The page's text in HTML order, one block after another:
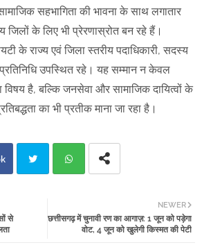
सहभागिता की भावना के साथ लगातार
जिलों के लिए भी प्रेरणास्रोत बन रहे हैं।
के राज्य एवं जिला स्तरीय पदाधिकारी, सदस्य
उपस्थित रहे। यह सम्मान न केवल
विषय है, बल्कि जनसेवा और सामाजिक दायित्वों के
का भी प्रतीक माना जा रहा है।
atsa
NEWER
छत्तीसगढ़ में चुनावी रण का आगाज़: 1 जून को पड़ेगा
वोट, 4 जून को खुलेगी किस्मत की पेटी
से